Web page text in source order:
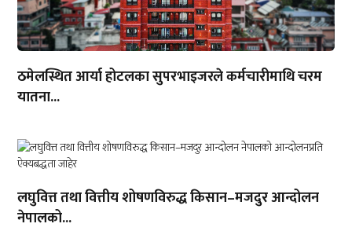
ठमेलस्थित आर्या होटलका सुपरभाइजरले कर्मचारीमाथि चरम
यातना...
लघुवित्त तथा वित्तीय शोषणविरुद्ध किसान–मजदुर आन्दोलन
नेपालको...